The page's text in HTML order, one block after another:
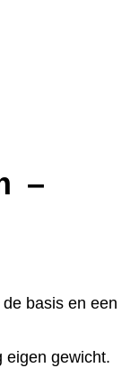
–
basis en een
eigen gewicht.